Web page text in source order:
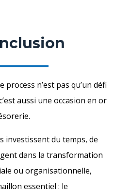
process n’est pas qu’un défi
aussi une occasion en or
investissent du temps, de
dans la transformation
ou organisationnelle,
essentiel : le